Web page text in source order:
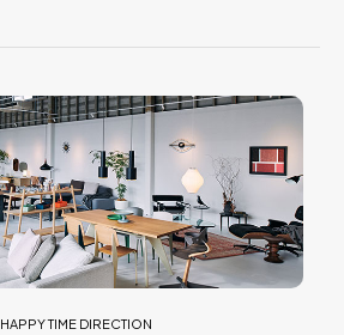
HAPPY TIME DIRECTION